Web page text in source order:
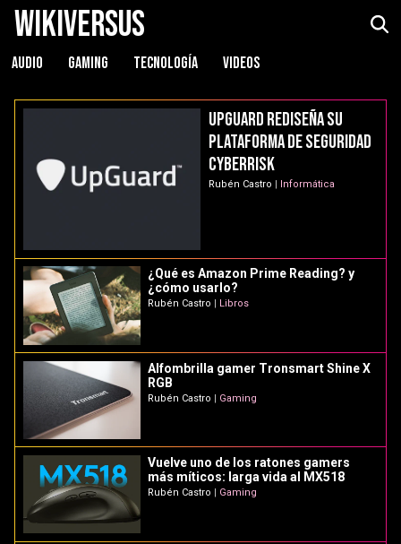
WikiVersus
AUDIO GAMING TECNOLOGÍA VIDEOS
WikiVersus
UpGuard rediseña su
plataforma de seguridad
CyberRisk
Rubén Castro | Informática
¿Qué es Amazon Prime Reading? y
¿cómo usarlo?
Rubén Castro Libros
Alfombrilla gamer Tronsmart Shine X
RGB
Rubén Castro | Gaming
Vuelve uno de los ratones gamers
más míticos: larga vida al MX518
Rubén Castro | Gaming